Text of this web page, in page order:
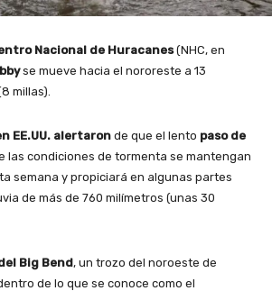
Nacional de Huracanes(NHC, en
se mueve hacia el nororeste a 13
millas).
EE.UU. alertaron de que el lento paso de
las condiciones de tormenta se mantengan
semana y propiciará en algunas partes
de más de 760 milímetros (unas 30
Big Bend, un trozo del noroeste de
de lo que se conoce como el